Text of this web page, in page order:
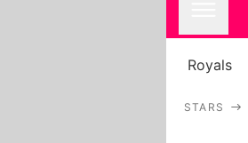
Royals
STARS